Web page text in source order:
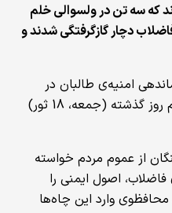
که سه تن در ولسوالی خلم
دچار گازگرفتگی شدند و
امنیه‌ی طالبان در
سمنگان، گفت که این رویداد شام روز گذشته (جمعه، 18 ثور)
از عموم مردم خواسته
اصول ایمنی را
وارد این چاه‌ها